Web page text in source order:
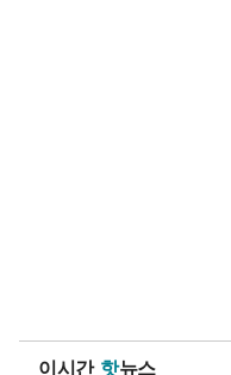
이시간 핫뉴스